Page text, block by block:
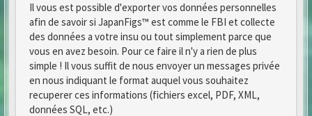
Il vous est possible d'exporter vos données personnelles
afin de savoir si JapanFigs™ est comme le FBI et collecte
des données a votre insu ou tout simplement parce que
vous en avez besoin. Pour ce faire il n'y a rien de plus
simple ! Il vous suffit de nous envoyer un messages privée
en nous indiquant le format auquel vous souhaitez
recuperer ces informations (fichiers excel, PDF, XML,
données SQL, etc.)